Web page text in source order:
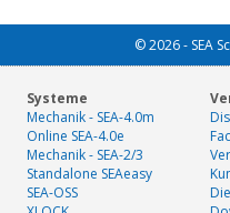
© 2026 - SEA
Systeme
Mechanik - SEA-4.0m
Online SEA-4.0e
Mechanik - SEA-2/3
Standalone SEAeasy
SEA-OSS